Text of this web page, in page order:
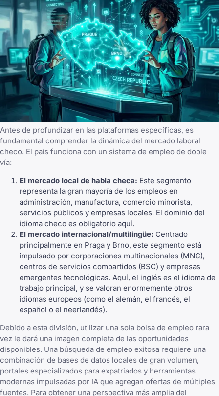
Antes de profundizar en las plataformas específicas, es
fundamental comprender la dinámica del mercado laboral
checo. El país funciona con un sistema de empleo de doble
vía:
El mercado local de habla checa: Este segmento
representa la gran mayoría de los empleos en
administración, manufactura, comercio minorista,
servicios públicos y empresas locales. El dominio del
idioma checo es obligatorio aquí.
El mercado internacional/multilingüe: Centrado
principalmente en Praga y Brno, este segmento está
impulsado por corporaciones multinacionales (MNC),
centros de servicios compartidos (BSC) y empresas
emergentes tecnológicas. Aquí, el inglés es el idioma de
trabajo principal, y se valoran enormemente otros
idiomas europeos (como el alemán, el francés, el
español o el neerlandés).
Debido a esta división, utilizar una sola bolsa de empleo rara
vez le dará una imagen completa de las oportunidades
disponibles. Una búsqueda de empleo exitosa requiere una
combinación de bases de datos locales de gran volumen,
portales especializados para expatriados y herramientas
modernas impulsadas por IA que agregan ofertas de múltiples
fuentes. Para obtener una perspectiva más amplia del